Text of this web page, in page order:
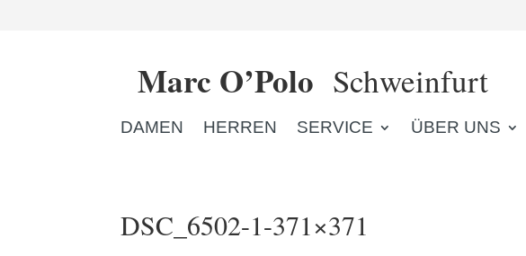
Marc O’Polo Schweinfurt
DAMEN HERREN SERVICE ÜBER UNS
DSC_6502-1-371×371